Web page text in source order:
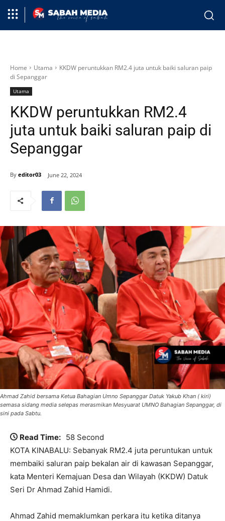
Home Utama
KKDW peruntukkan RM2.4 juta untuk baiki saluran paip
di Sepanggar
Utama
KKDW peruntukkan RM2.4
juta untuk baiki saluran paip di
Sepanggar
By editor03 June 22, 2024
Ahmad Zahid bersama Ketua Bahagian Umno Sepanggar Datuk Yakub Khan ( kiri)
semasa sidang media selepas merasmikan Mesyuarat UMNO Bahagian Sepanggar, di
sini pada Sabtu.
Read Time: 58 Second
KOTA KINABALU: Sebanyak RM2.4 juta peruntukan untuk
membaiki saluran paip bekalan air di kawasan Sepanggar,
kata Menteri Kemajuan Desa dan Wilayah (KKDW) Datuk
Seri Dr Ahmad Zahid Hamidi.
Ahmad Zahid memaklumkan perkara itu ketika ditanya